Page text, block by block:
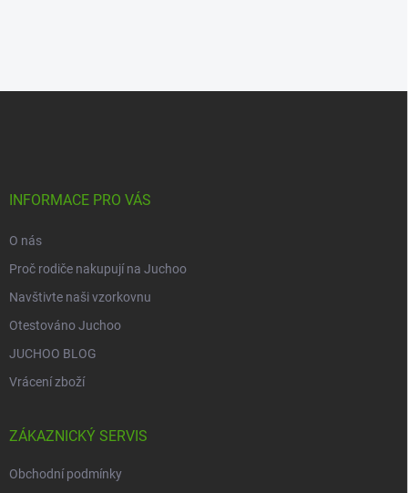
INFORMACE PRO VÁS
O nás
Proč rodiče nakupují na Juchoo
Navštivte naši vzorkovnu
Otestováno Juchoo
JUCHOO BLOG
Vrácení zboží
ZÁKAZNICKÝ SERVIS
Obchodní podmínky